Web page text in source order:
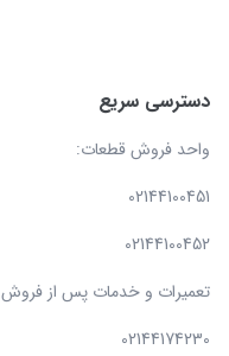
دسترسی سریع
واحد فروش قطعات:
02144100451
02144100452
تعمیرات و خدمات پس از
02144174230